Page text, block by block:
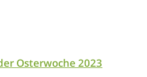
Osterwoche 2023